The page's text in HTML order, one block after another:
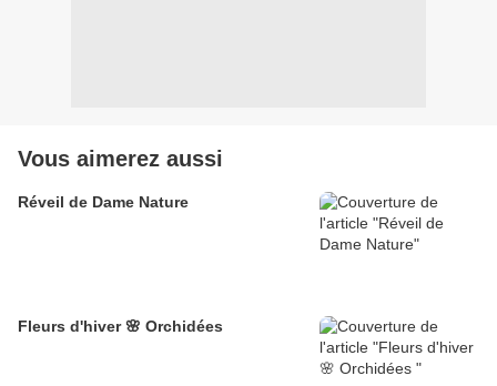
Vous aimerez aussi
Réveil de Dame Nature
Fleurs d'hiver 🌸 Orchidées